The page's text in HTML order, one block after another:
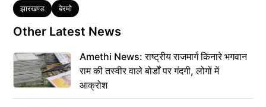
Tags
झारखण्ड बेरमो
Other Latest News
Amethi News: राष्ट्रीय राजमार्ग किनारे भगवान
राम की तस्वीर वाले बोर्डों पर गंदगी, लोगों में
आक्रोश